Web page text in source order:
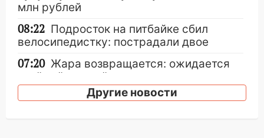
млн рублей
08:22 Подросток на питбайке сбил
велосипедистку: пострадали двое
07:20 Жара возвращается: ожидается
знойный и сухой четверг
06:00 Под Ульяновском при развороте
Другие новости